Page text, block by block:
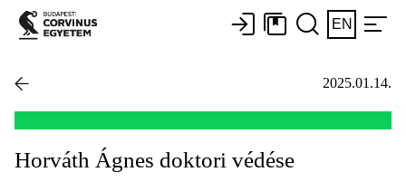
EN
2025.01.14.
Horváth Ágnes doktori védése